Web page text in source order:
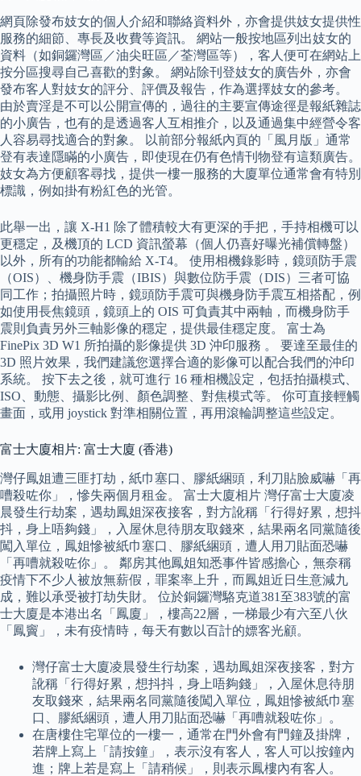
網頁除發布妓女的個人介紹和聯絡資料外，亦會提供妓女提供性
服務的細節、專長及收費等資訊。 網站一般按地區列出妓女的
資料（如銅鑼灣區／油尖旺區／荃灣區等），客人便可在網站上
按分區搜尋自己喜歡的對象。 網站除刊登妓女的廣告外，亦會
發布客人對妓女的評分、評價及報告，作為選擇妓女的參考。
由於賣淫是不可以公開宣傳的，過往的主要宣傳途徑是報紙雜誌
的小廣告，也有的是透過客人互相推介，以及通過集中經營令客
人容易尋找適合的對象。 以前部分報紙內頁的「風月版」通常
登有表達隱瞞的小廣告，即使現在仍有色情刊物登有這類廣告。
妓女為方便顧客尋找，提供一樓一服務的大廈單位通常會有特別
標識，例如掛有粉紅色的光管。
此舉一出，讓 X-H1 除了體積較大有更深的手把，手持相機可以
更穩定，及機頂的 LCD 資訊螢幕（個人仍喜好曝光補償轉盤）
以外，所有的功能都輸給 X-T4。 使用相機錄影時，鏡頭防手震
（OIS）、機身防手震（IBIS）與數位防手震（DIS）三者可協
同工作；拍攝照片時，鏡頭防手震可與機身防手震互相搭配，例
如使用長焦鏡頭，鏡頭上的 OIS 可負責其中兩軸，而機身防手
震則負責另外三軸影像的穩定，提供最佳穩定度。 富士為
FinePix 3D W1 所拍攝的影像提供 3D 沖印服務 。 要達至最佳的
3D 照片效果，我們建議您選擇合適的影像可以配合我們的沖印
系統。 按下去之後，就可進行 16 種相機設定，包括拍攝模式、
ISO、動態、攝影比例、顏色調整、對焦模式等。 你可直接輕觸
畫面，或用 joystick 對準相關位置，再用滾輪調整這些設定。
富士大廈相片: 富士大廈 (香港)
灣仔鳳姐遭三匪打劫，紙巾塞口、膠紙綑頭，利刀貼臉威嚇「再
嘈殺咗你」，慘失兩個月租金。 富士大廈相片 灣仔富士大廈凌
晨發生行劫案，遇劫鳳姐深夜接客，對方訛稱「行得好累，想抖
抖，身上唔夠錢」，入屋休息待朋友取錢來，結果兩名同黨隨後
闖入單位，鳳姐慘被紙巾塞口、膠紙綑頭，遭人用刀貼面恐嚇
「再嘈就殺咗你」。 鄰房其他鳳姐知悉事件皆感擔心，無奈稱
疫情下不少人被放無薪假，罪案率上升，而鳳姐近日生意減九
成，難以承受被打劫失財。 位於銅鑼灣駱克道381至383號的富
士大廈是本港出名「鳳廈」，樓高22層，一梯最少有六至八伙
「鳳竇」，未有疫情時，每天有數以百計的嫖客光顧。
灣仔富士大廈凌晨發生行劫案，遇劫鳳姐深夜接客，對方
訛稱「行得好累，想抖抖，身上唔夠錢」，入屋休息待朋
友取錢來，結果兩名同黨隨後闖入單位，鳳姐慘被紙巾塞
口、膠紙綑頭，遭人用刀貼面恐嚇「再嘈就殺咗你」。
在唐樓住宅單位的一樓一，通常在門外會有門鐘及掛牌，
若牌上寫上「請按鐘」，表示沒有客人，客人可以按鐘內
進；牌上若是寫上「請稍候」，則表示鳳樓內有客人。